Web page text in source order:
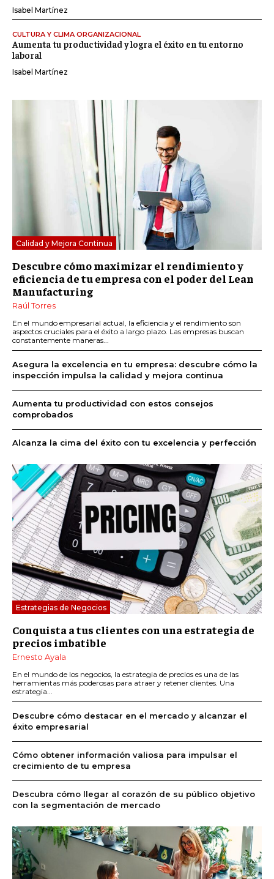
Isabel Martínez
CULTURA Y CLIMA ORGANIZACIONAL
Aumenta tu productividad y logra el éxito en tu entorno
laboral
Isabel Martínez
Calidad y Mejora Continua
Descubre cómo maximizar el rendimiento y
eficiencia de tu empresa con el poder del Lean
Manufacturing
Raúl Torres
En el mundo empresarial actual, la eficiencia y el rendimiento son
aspectos cruciales para el éxito a largo plazo. Las empresas buscan
constantemente maneras...
Asegura la excelencia en tu empresa: descubre cómo la
inspección impulsa la calidad y mejora continua
Aumenta tu productividad con estos consejos
comprobados
Alcanza la cima del éxito con tu excelencia y perfección
Estrategias de Negocios
Conquista a tus clientes con una estrategia de
precios imbatible
Ernesto Ayala
En el mundo de los negocios, la estrategia de precios es una de las
herramientas más poderosas para atraer y retener clientes. Una
estrategia...
Descubre cómo destacar en el mercado y alcanzar el
éxito empresarial
Cómo obtener información valiosa para impulsar el
crecimiento de tu empresa
Descubra cómo llegar al corazón de su público objetivo
con la segmentación de mercado